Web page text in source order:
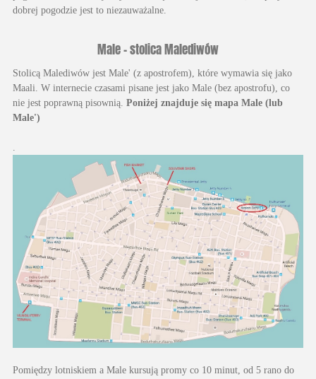
dobrej pogodzie jest to niezauważalne.
Male - stolica Malediwów
Stolicą Malediwów jest Male' (z apostrofem), które wymawia się jako
Maali. W internecie czasami pisane jest jako Male (bez apostrofu), co
nie jest poprawną pisownią. Poniżej znajduje się mapa Male (lub
Male')
Pomiędzy lotniskiem a Male kursują promy co 10 minut, od 5 rano do